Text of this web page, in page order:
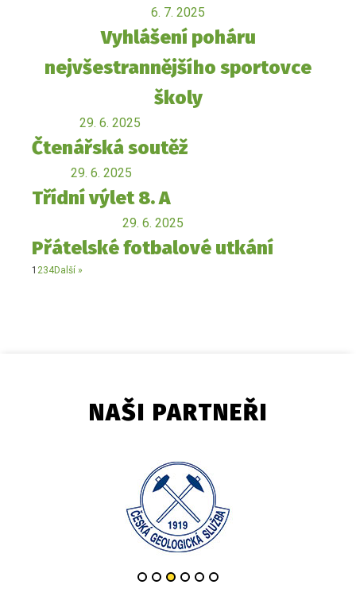
6. 7. 2025
Vyhlášení poháru
nejvšestrannějšího sportovce
školy
29. 6. 2025
Čtenářská soutěž
29. 6. 2025
Třídní výlet 8. A
29. 6. 2025
Přátelské fotbalové utkání
1 234Další »
NAŠI PARTNEŘI